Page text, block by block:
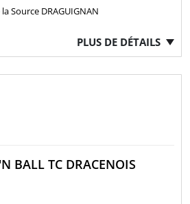
Source DRAGUIGNAN
PLUS DE DÉTAILS
BALL TC DRACENOIS